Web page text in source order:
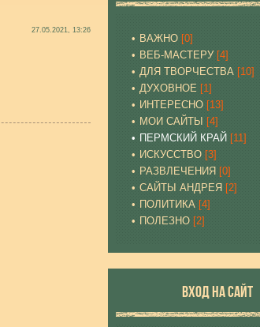
27.05.2021, 13:26
ВАЖНО [0]
ВЕБ-МАСТЕРУ [4]
ДЛЯ ТВОРЧЕСТВА [10]
ДУХОВНОЕ [1]
ИНТЕРЕСНО [13]
МОИ САЙТЫ
[4]
ПЕРМСКИЙ КРАЙ [11]
ИСКУССТВО [3]
РАЗВЛЕЧЕНИЯ [0]
САЙТЫ АНДРЕЯ [2]
ПОЛИТИКА [4]
ПОЛЕЗНО [2]
ВХОД НА САЙТ